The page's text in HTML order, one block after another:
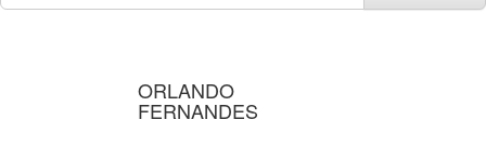
ORLANDO
FERNANDES